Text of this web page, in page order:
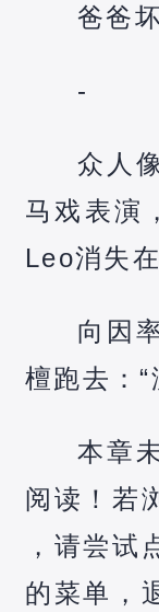
爸爸坏
-
众人
马戏表演
Leo消失
向因
檀跑去：“
本章
阅读！若
，请尝
的菜单，